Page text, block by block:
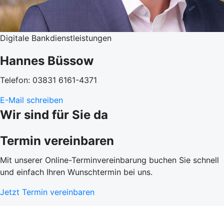
Digitale Bankdienstleistungen
Hannes Büssow
Telefon: 03831 6161-4371
E-Mail schreiben
Wir sind für Sie da
Termin vereinbaren
Mit unserer Online-Terminvereinbarung buchen Sie schnell
und einfach Ihren Wunschtermin bei uns.
Jetzt Termin vereinbaren